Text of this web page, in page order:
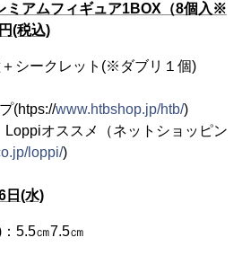
ミアムフィギュア1BOX（8個入※
(税込)
シークレット(※ダブリ１個)
(htps://www.htbshop.jp/htb/)
オススメ（ネットショッピン
loppi/)
日(水)
5.5㎝7.5㎝